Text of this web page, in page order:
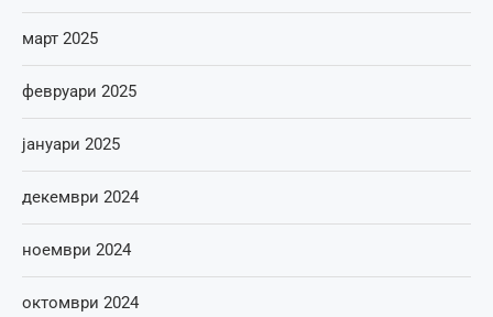
март 2025
февруари 2025
јануари 2025
декември 2024
ноември 2024
октомври 2024